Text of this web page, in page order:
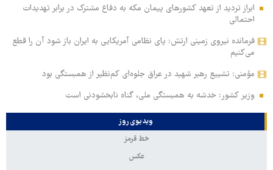
ابراز تردید از تعهد کشورهای پیمان مکه به دفاع مشترک در برابر تهدیدات
احتمالی
فرمانده نیروی زمینی ارتش: پای نظامی آمریکایی به ایران باز شود آن را قطع
می‌کنیم
مؤمنی: تشییع رهبر شهید در عراق جلوه‌ای کم‌نظیر از همبستگی بود
وزیر کشور: خدشه به همبستگی ملی، گناه نابخشودنی است
ویدیوی روز
خط قرمز
عکس